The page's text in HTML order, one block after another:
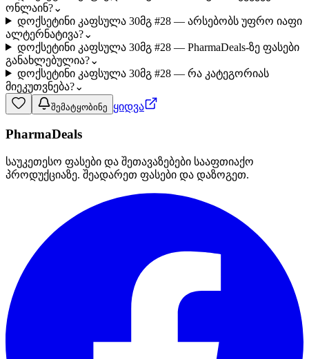
ონლაინ?⌄
დოქსეტინი კაფსულა 30მგ #28 — არსებობს უფრო იაფი
ალტერნატივა?⌄
დოქსეტინი კაფსულა 30მგ #28 — PharmaDeals-ზე ფასები
განახლებულია?⌄
დოქსეტინი კაფსულა 30მგ #28 — რა კატეგორიას
მიეკუთვნება?⌄
შემატყობინე ყიდვა
PharmaDeals
საუკეთესო ფასები და შეთავაზებები სააფთიაქო
პროდუქციაზე. შეადარეთ ფასები და დაზოგეთ.